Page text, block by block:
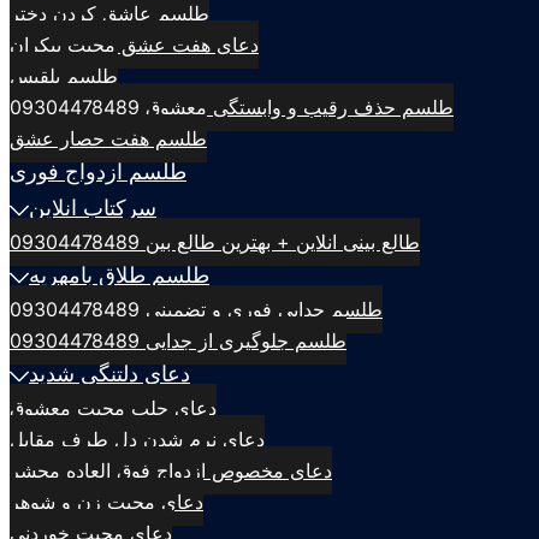
طلسم عاشق کردن دختر
دعای هفت عشق محبت بیکران
طلسم بلقيس
طلسم حذف رقیب و وابستگی معشوق 09304478489
طلسم هفت حصار عشق
طلسم ازدواج فوری
سرکتاب انلاین
طالع بینی انلاین + بهترین طالع بین 09304478489
طلسم طلاق بامهریه
طلسم جدایی فوری و تضمینی 09304478489
طلسم جلوگیری از جدایی 09304478489
دعای دلتنگی شدید
دعای جلب محبت معشوق
دعای نرم شدن دل طرف مقابل
دعای مخصوص ازدواج فوق العاده محشر
دعای محبت زن و شوهر
دعای محبت خوردنی